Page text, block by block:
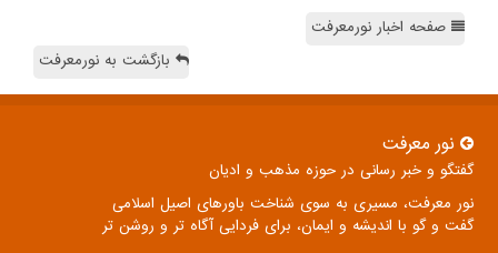
صفحه اخبار نورمعرفت
بازگشت به نورمعرفت
نور معرفت
گفتگو و خبر رسانی در حوزه مذهب و ادیان
نور معرفت، مسیری به سوی شناخت باورهای اصیل اسلامی
گفت و گو با اندیشه و ایمان، برای فردایی آگاه تر و روشن تر